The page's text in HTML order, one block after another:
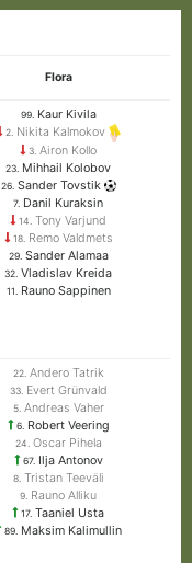
Flora
99.Kaur Kivila
2.Nikita Kalmokov
3. Airon Kollo
23. Mihhail Kolobov
26.Sander Tovstik
7. Danil Kuraksin
14. Tony Varjund
18.Remo Valdmets
29.Sander Alamaa
32. Vladislav Kreida
11. Rauno Sappinen
22.Andero Tatrik
33.Evert Grünvald
5.Andreas Vaher
6.Robert Veering
24. Oscar Pihela
67.Ilja Antonov
8.Tristan Teeväli
9. Rauno Alliku
17. Taaniel Usta
89.Maksim Kalimullin